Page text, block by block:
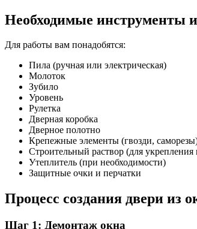
Необходимые инструменты
Для работы вам понадобятся:
Пила (ручная или электрическая)
Молоток
Зубило
Уровень
Рулетка
Дверная коробка
Дверное полотно
Крепежные элементы (гвозди,
Строительный раствор (для укрепления
Утеплитель (при необходимости)
Защитные очки и перчатки
Процесс создания двери из
Шаг 1: Демонтаж окна